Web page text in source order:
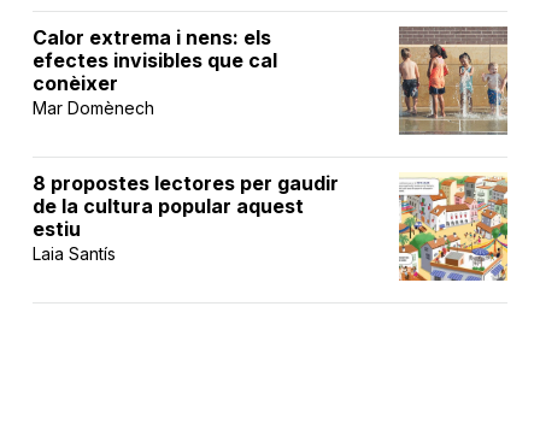
Calor extrema i nens: els
efectes invisibles que cal
conèixer
Mar Domènech
8 propostes lectores per gaudir
de la cultura popular aquest
estiu
Laia Santís